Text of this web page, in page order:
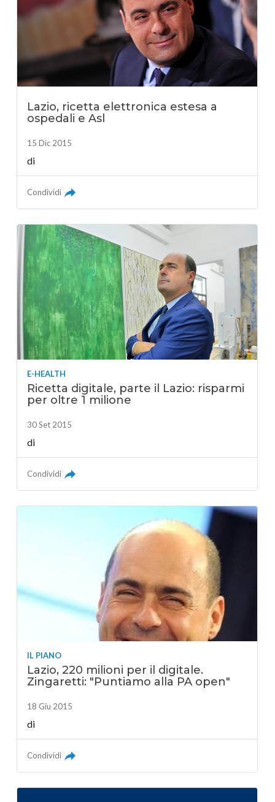
Lazio, ricetta elettronica estesa a
ospedali e Asl
15 Dic 2015
di
Condividi
E-HEALTH
Ricetta digitale, parte il Lazio: risparmi
per oltre 1 milione
30 Set 2015
di
Condividi
IL PIANO
Lazio, 220 milioni per il digitale.
Zingaretti: "Puntiamo alla PA open"
18 Giu 2015
di
Condividi